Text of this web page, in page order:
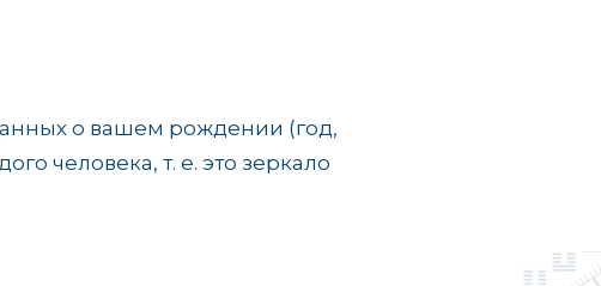
о вашем рождении (год,
человека, т. е. это зеркало